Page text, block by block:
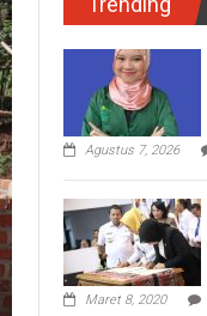
Agustus 7, 2026
Maret 8, 2020